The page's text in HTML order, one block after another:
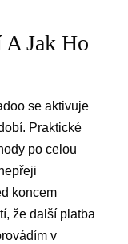
Jak Ho
se aktivuje
Praktické
po celou
koncem
že další platba
v